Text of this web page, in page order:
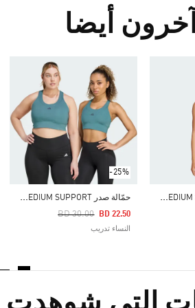
أيضا
ح
مّالة صدر RUN POCKET MEDIUM SUPPORT
-25%
ح
مّالة صدر RUN POCKET MEDIUM SUPPORT
Price Reduced From
BD 30.00
To BD 22.50
النساء تدريب